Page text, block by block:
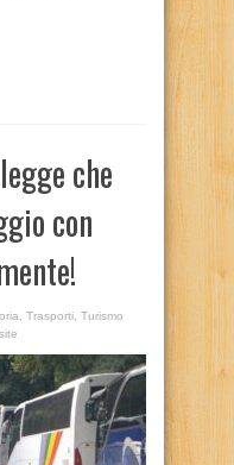
che
con
Trasporti Turismo